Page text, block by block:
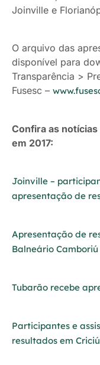
Joinville e
O arquivo das
disponível para
Transparência >
Fusesc –
Confira as
em 2017:
Joinville –
apresentação de
Apresentação de
Balneário Camboriú
Tubarão recebe
Participantes e
resultados em